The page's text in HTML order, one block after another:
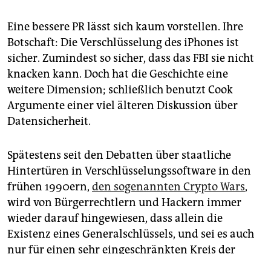
Eine bessere PR lässt sich kaum vorstellen. Ihre
Botschaft: Die Verschlüsselung des iPhones ist
sicher. Zumindest so sicher, dass das FBI sie nicht
knacken kann. Doch hat die Geschichte eine
weitere Dimension; schließlich benutzt Cook
Argumente einer viel älteren Diskussion über
Datensicherheit.
Spätestens seit den Debatten über staatliche
Hintertüren in Verschlüsselungssoftware in den
frühen 1990ern, den sogenannten Crypto Wars,
wird von Bürgerrechtlern und Hackern immer
wieder darauf hingewiesen, dass allein die
Existenz eines Generalschlüssels, und sei es auch
nur für einen sehr eingeschränkten Kreis der